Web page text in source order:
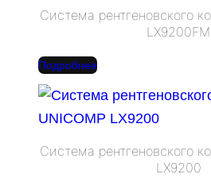
Система рентгеновского
LX9200FM
Подробнее
Система рентгеновского
LX9200